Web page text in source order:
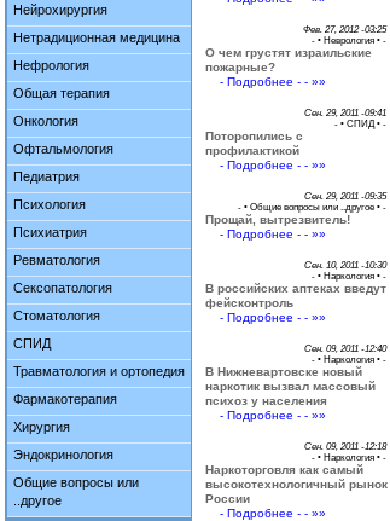
Нейрохирургия
Нетрадиционная медицина
Нефрология
Общая терапия
Онкология
Офтальмология
Педиатрия
Психология
Психиатрия
Ревматология
Сексопатология
Стоматология
СПИД
Травматология и ортопедия
Фармакотерапия
Хирургия
Эндокринология
Общие вопросы или
..другое
Фев. 27, 2012 -03:25
- • Неврология • -
О чем грустят израильские
пожарные?
- Подробнее - - »»
Сен. 29, 2011 -09:41
- • СПИД• -
Поторопились с
профилактикой
- Подробнее - - »»
Сен. 29, 2011 -09:35
- • Общие вопросы или ..другое • -
Прощай, вытрезвитель!
- Подробнее - - »»
Сен. 10, 2011 -10:30
- • Наркология • -
В российских аптеках введут
фейсконтроль
- Подробнее - - »»
Сен. 09, 2011 -12:40
- • Наркология • -
В Нижневартовске новый
наркотик вызвал массовый
психоз у населения
- Подробнее - - »»
Сен. 09, 2011 -12:18
- • Наркология • -
Наркоторговля как самый
высокотехнологичный рынок
России
- Подробнее - - »»